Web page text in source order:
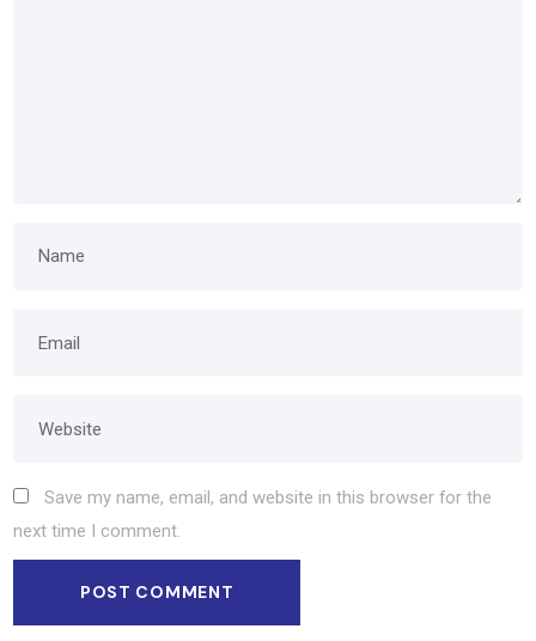
Save my name, email, and website in this browser for the
next time I comment.